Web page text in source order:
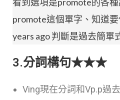
promote這個單字、知道
years ago 判斷是過去簡單
3.分詞構句★★★
Ving現在分詞和Vp.p過